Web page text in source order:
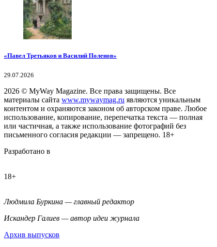
«Павел Третьяков и Василий Поленов»
29.07.2026
2026 © MyWay Magazine. Все права защищены. Все
материалы сайта www.mywaymag.ru являются уникальным
контентом и охраняются законом об авторском праве. Любое
использование, копирование, перепечатка текста — полная
или частичная, а также использование фотографий без
письменного согласия редакции — запрещено. 18+
Разработано в
18+
Людмила Буркина — главный редактор
Искандер Галиев — автор идеи журнала
Архив выпусков